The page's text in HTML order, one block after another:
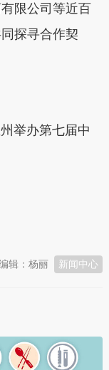
限公司等近百
探寻合作契
举办第七届中
新闻中心
辑：杨丽